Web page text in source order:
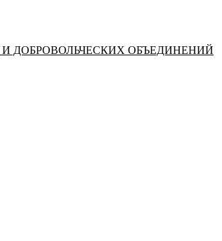
ДОБРОВОЛЬЧЕСКИХ ОБЪЕДИНЕНИЙ